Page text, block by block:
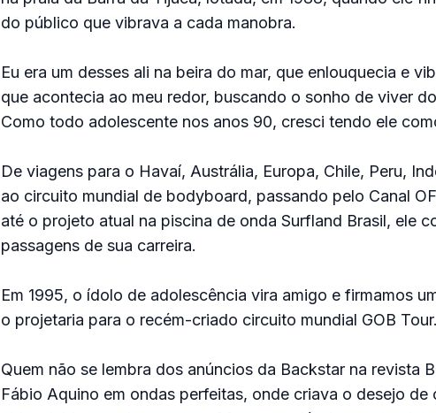
do público que vibrava a cada manobra.
Eu era um desses ali na beira do mar, que enlouquecia e
que acontecia ao meu redor, buscando o sonho de viver
Como todo adolescente nos anos 90, cresci tendo ele
De viagens para o Havaí, Austrália, Europa, Chile, Peru,
ao circuito mundial de bodyboard, passando pelo Canal
até o projeto atual na piscina de onda Surfland Brasil, ele
passagens de sua carreira.
Em 1995, o ídolo de adolescência vira amigo e firmamos
o projetaria para o recém-criado circuito mundial GOB Tour.
Quem não se lembra dos anúncios da Backstar na revista
Fábio Aquino em ondas perfeitas, onde criava o desejo de